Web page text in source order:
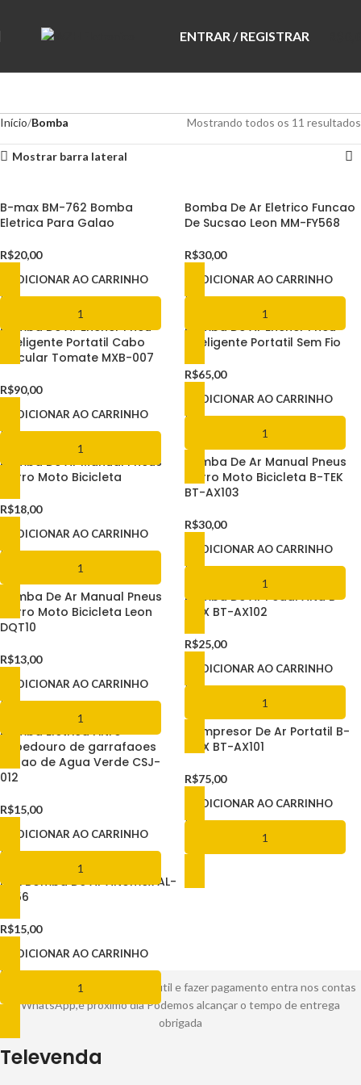
ENTRAR / REGISTRAR
Início Bomba Mostrando todos os 11 resultados
Mostrar barra lateral
B-max BM-762 Bomba
Eletrica Para Galao
R$20,00
ADICIONAR AO CARRINHO
Bomba De Ar Eletrico Funcao
De Sucsao Leon MM-FY568
R$30,00
ADICIONAR AO CARRINHO
Bomba De Ar Encher Pneu
Inteligente Portatil Cabo
Veicular Tomate MXB-007
R$90,00
ADICIONAR AO CARRINHO
Bomba De Ar Encher Pneu
Inteligente Portatil Sem Fio
R$65,00
ADICIONAR AO CARRINHO
Bomba De Ar Manual Pneus
Carro Moto Bicicleta
R$18,00
ADICIONAR AO CARRINHO
Bomba De Ar Manual Pneus
Carro Moto Bicicleta B-TEK
BT-AX103
R$30,00
ADICIONAR AO CARRINHO
Bomba De Ar Manual Pneus
Carro Moto Bicicleta Leon
DQT10
R$13,00
ADICIONAR AO CARRINHO
Bomba De Ar Pedal Alta B-
MAX BT-AX102
R$25,00
ADICIONAR AO CARRINHO
Bomba Eletrica Filtro
Bebedouro de garrafaoes
Galao de Agua Verde CSJ-
012
R$15,00
ADICIONAR AO CARRINHO
Compresor De Ar Portatil B-
MAX BT-AX101
R$75,00
ADICIONAR AO CARRINHO
Mini Bomba De Ar Altomex AL-
3756
R$15,00
ADICIONAR AO CARRINHO
Por favor manda pedidos 1 dia útil e fazer pagamento entra nos contas
WhatsApp,e próximo dia Podemos alcançar o tempo de entrega
obrigada
Televenda